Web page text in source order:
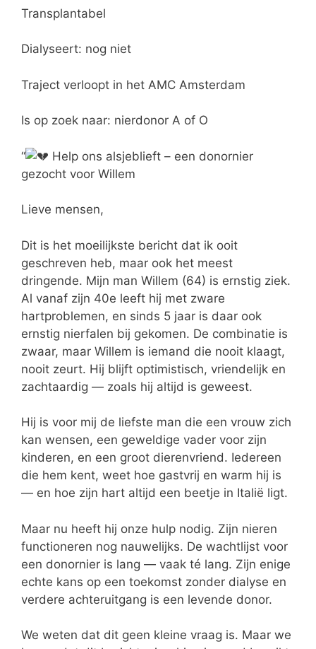
Transplantabel
Dialyseert: nog niet
Traject verloopt in het AMC Amsterdam
Is op zoek naar: nierdonor A of O
“
Help ons alsjeblieft – een donornier
gezocht voor Willem
Lieve mensen,
Dit is het moeilijkste bericht dat ik ooit
geschreven heb, maar ook het meest
dringende. Mijn man Willem (64) is ernstig ziek.
Al vanaf zijn 40e leeft hij met zware
hartproblemen, en sinds 5 jaar is daar ook
ernstig nierfalen bij gekomen. De combinatie is
zwaar, maar Willem is iemand die nooit klaagt,
nooit zeurt. Hij blijft optimistisch, vriendelijk en
zachtaardig — zoals hij altijd is geweest.
Hij is voor mij de liefste man die een vrouw zich
kan wensen, een geweldige vader voor zijn
kinderen, en een groot dierenvriend. Iedereen
die hem kent, weet hoe gastvrij en warm hij is
— en hoe zijn hart altijd een beetje in Italië ligt.
Maar nu heeft hij onze hulp nodig. Zijn nieren
functioneren nog nauwelijks. De wachtlijst voor
een donornier is lang — vaak té lang. Zijn enige
echte kans op een toekomst zonder dialyse en
verdere achteruitgang is een levende donor.
We weten dat dit geen kleine vraag is. Maar we